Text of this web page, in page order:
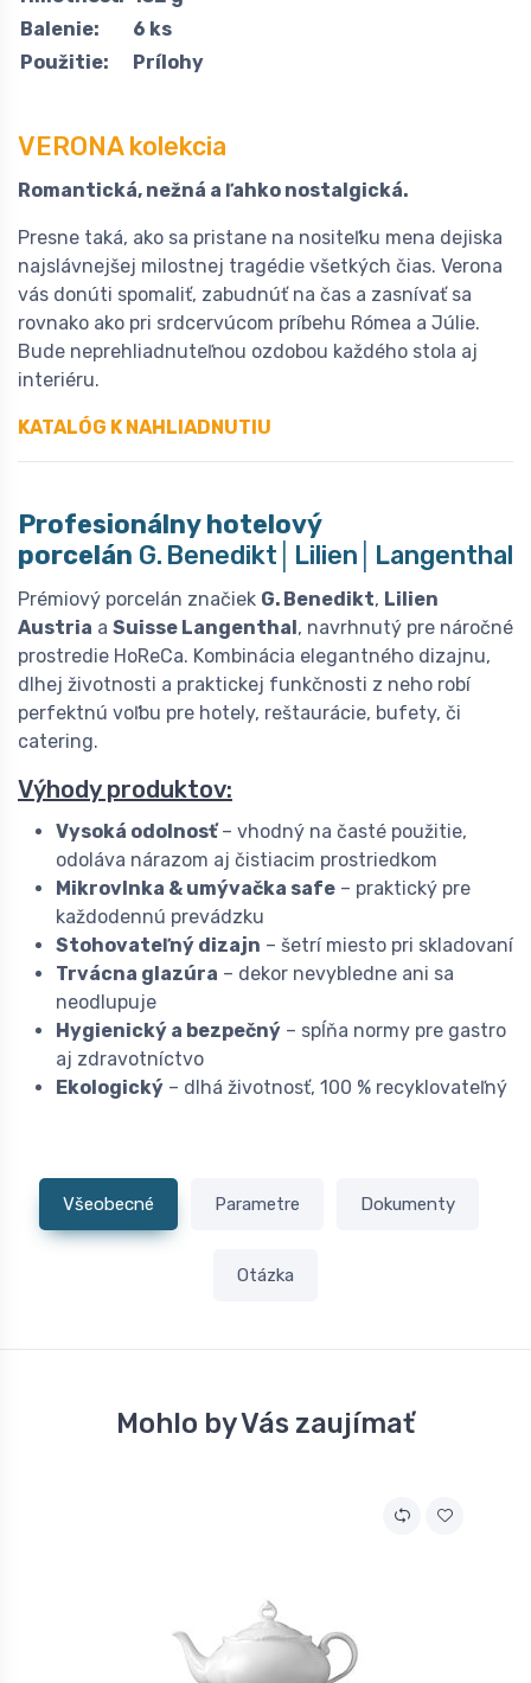
Balenie:
6 ks
Použitie:
Prílohy
VERONA kolekcia
Romantická, nežná a ľahko nostalgická.
Presne taká, ako sa pristane na nositeľku mena dejiska
najslávnejšej milostnej tragédie všetkých čias. Verona
vás donúti spomaliť, zabudnúť na čas a zasnívať sa
rovnako ako pri srdcervúcom príbehu Rómea a Júlie.
Bude neprehliadnuteľnou ozdobou každého stola aj
interiéru.
KATALÓG K NAHLIADNUTIU
Profesionálny hotelový
porcelán G. Benedikt│Lilien│Langenthal
Prémiový porcelán značiek G. Benedikt, Lilien
Austria a Suisse Langenthal , navrhnutý pre náročné
prostredie HoReCa. Kombinácia elegantného dizajnu,
dlhej životnosti a praktickej funkčnosti z neho robí
perfektnú voľbu pre hotely, reštaurácie, bufety, či
catering.
Výhody produktov:
Vysoká odolnosť– vhodný na časté použitie,
odoláva nárazom aj čistiacim prostriedkom
Mikrovlnka & umývačka safe – praktický pre
každodennú prevádzku
Stohovateľný dizajn – šetrí miesto pri skladovaní
Trvácna glazúra – dekor nevybledne ani sa
neodlupuje
Hygienický a bezpečný – spĺňa normy pre gastro
aj zdravotníctvo
Ekologický – dlhá životnosť, 100 % recyklovateľný
Všeobecné Parametre Dokumenty
Otázka
Mohlo by Vás zaujímať